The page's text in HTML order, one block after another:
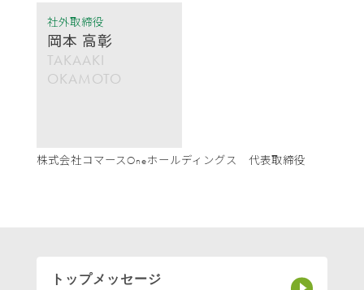
社外取締役
岡本 高彰
TAKAAKI
OKAMOTO
株式会社コマースOneホールディングス 代表取締役
トップメッセージ